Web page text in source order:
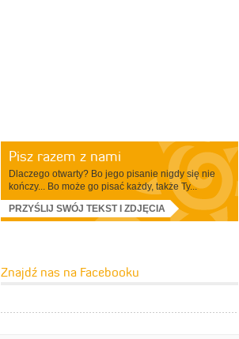
Pisz razem z nami
Dlaczego otwarty? Bo jego pisanie nigdy się nie
kończy... Bo może go pisać każdy, także Ty...
PRZYŚLIJ SWÓJ TEKST I ZDJĘCIA
Znajdź nas na Facebooku